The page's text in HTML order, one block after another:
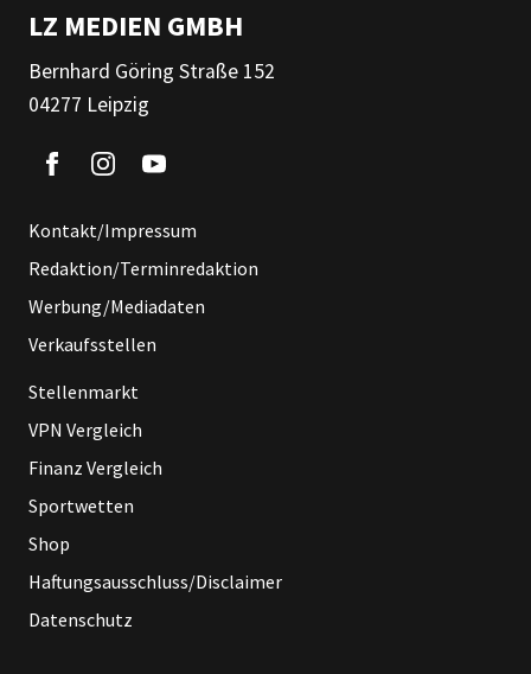
LZ MEDIEN GMBH
Bernhard Göring Straße 152
04277 Leipzig
Kontakt/Impressum
Redaktion/Terminredaktion
Werbung/Mediadaten
Verkaufsstellen
Stellenmarkt
VPN Vergleich
Finanz Vergleich
Sportwetten
Shop
Haftungsausschluss/Disclaimer
Datenschutz